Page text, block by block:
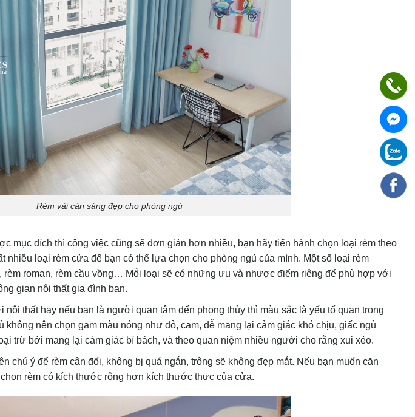
Rèm vải cản sáng đẹp cho phòng ngủ
mục đích thì công việc cũng sẽ đơn giản hơn nhiều, bạn hãy tiến hành chọn loại rèm theo
nhiều loại rèm cửa để bạn có thể lựa chọn cho phòng ngủ của mình. Một số loại rèm
rèm roman, rèm cầu vồng… Mỗi loại sẽ có những ưu và nhược điểm riêng để phù hợp với
gian nội thất gia đình bạn.
thất hay nếu bạn là người quan tâm đến phong thủy thì màu sắc là yếu tố quan trọng
không nên chọn gam màu nóng như đỏ, cam, dễ mang lại cảm giác khó chịu, giấc ngủ
trừ bởi mang lại cảm giác bí bách, và theo quan niệm nhiều người cho rằng xui xẻo.
chú ý để rèm cân đối, không bị quá ngắn, trông sẽ không đẹp mắt. Nếu bạn muốn căn
rèm có kích thước rộng hơn kích thước thực của cửa.